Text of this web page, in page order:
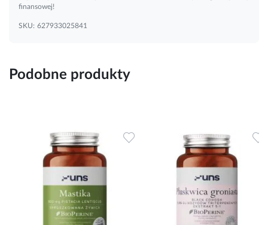
finansowej!
SKU: 627933025841
Podobne produkty
Dodaj do ulubionych Dodaj do ulubionych